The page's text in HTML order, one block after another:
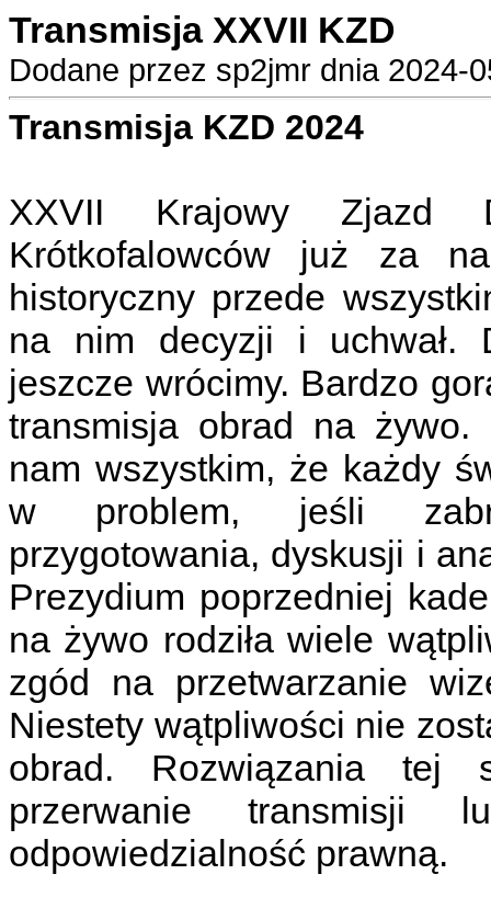
Transmisja XXVII KZD
Dodane przez sp2jmr dnia 2024-
Transmisja KZD 2024
XXVII Krajowy Zjazd
Krótkofalowców już za
historyczny przede
na nim decyzji i uchwał.
jeszcze wrócimy. Bardzo
transmisja obrad na żywo.
nam wszystkim, że każdy
w problem, jeśli
przygotowania, dyskusji i
Prezydium poprzedniej
na żywo rodziła wiele
zgód na przetwarzanie
Niestety wątpliwości nie
obrad. Rozwiązania tej
przerwanie transmisji
odpowiedzialność prawną.